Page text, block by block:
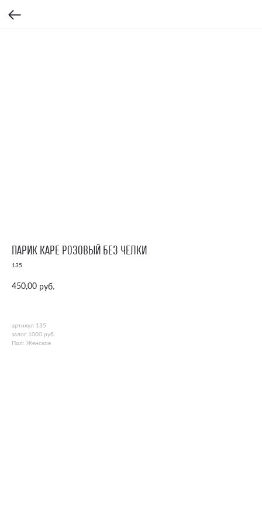
ПАРИК КАРЕ РОЗОВЫЙ БЕЗ ЧЕЛКИ
135
450,00 руб.
артикул 135
залог 1000 руб.
Пол: Женское